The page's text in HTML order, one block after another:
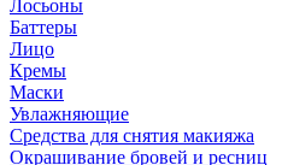
Лосьоны
Баттеры
Лицо
Кремы
Маски
Увлажняющие
Средства для снятия макияжа
Окрашивание бровей и ресниц